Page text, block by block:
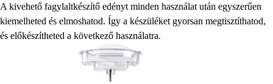
A kivehető fagylaltkészítő edényt minden használat után egyszerűen
kiemelheted és elmoshatod. Így a készüléket gyorsan megtisztíthatod,
és előkészítheted a következő használatra.